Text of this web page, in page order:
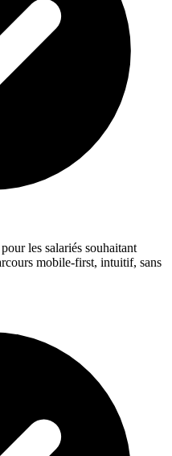
pour les salariés souhaitant
mobile-first, intuitif, sans